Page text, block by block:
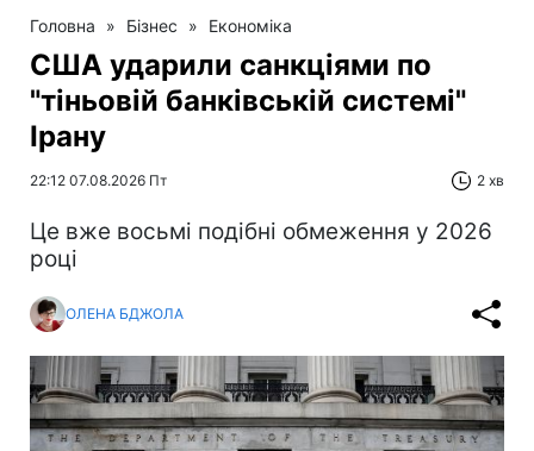
Головна » Бізнес » Економіка
США ударили санкціями по
"тіньовій банківській системі"
Ірану
22:12 07.08.2026 Пт 2 хв
Це вже восьмі подібні обмеження у 2026
році
ОЛЕНА БДЖОЛА